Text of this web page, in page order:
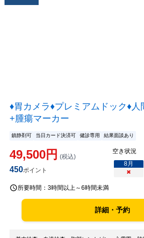
♦胃カメラ♦プレミアムドック♦人
+腫瘍マーカー
鎮静剤可 当日カード決済可 健診専用 結果面談あり
49,500円 (税込)
450ポイント
空き状況
8月
×
所要時間： 3時間以上～6時間未満
詳細・予約